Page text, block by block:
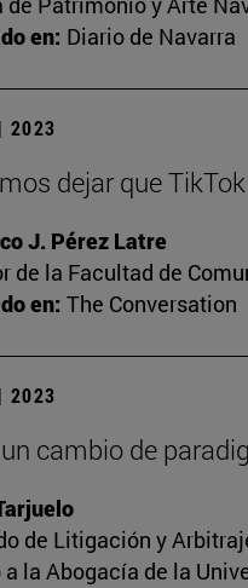
en: Diario de Navarra
2023
dejar que
J. Pérez Latre
de la Facultad de
en: The Conversation
2023
cambio de
de Litigación y
la Abogacía de la